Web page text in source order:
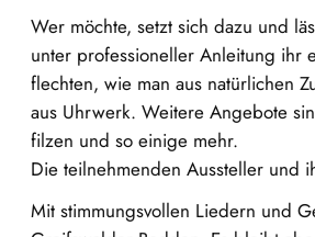
Wer möchte, setzt sich dazu und
unter professioneller Anleitung ihr
flechten, wie man aus natürlichen
aus Uhrwerk. Weitere Angebote
filzen und so einige mehr.
Die teilnehmenden Aussteller und
Mit stimmungsvollen Liedern und